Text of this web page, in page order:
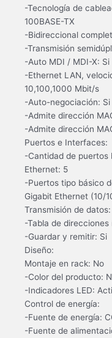
-Tecnología de
100BASE-TX
-Bidireccional
-Transmisión
-Auto MDI / MDI-X: Si
-Ethernet LAN,
10,100,1000 Mbit/s
-Auto-negociación: Si
-Admite dirección
-Admite dirección
Puertos e Interfaces:
-Cantidad de puertos
Ethernet: 5
-Puertos tipo básico
Gigabit Ethernet (10/
Transmisión de datos:
-Tabla de
-Guardar y remitir: Si
Diseño:
Montaje en rack: No
-Color del producto:
-Indicadores LED:
Control de energía:
-Fuente de energía:
-Fuente de